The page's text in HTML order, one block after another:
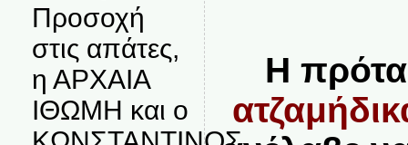
Προσοχή
στις απάτες,
η ΑΡΧΑΙΑ
ΙΘΩΜΗ και ο
Η